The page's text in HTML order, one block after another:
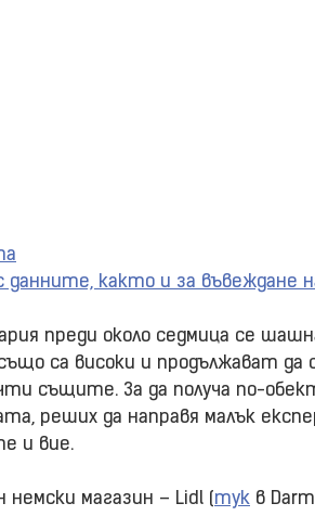
данните, както и за въвеждане
преди около седмица се
са високи и продължават да
същите. За да получа по-
реших да направя малък
и вие.
магазин – Lidl ( тук в